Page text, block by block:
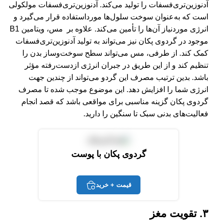
آدنوزین‌تری‌فسفات را تولید می‌کند. آدنوزین‌تری‌فسفات مولکولی
است که به‌عنوان سوخت سلول‌ها مورداستفاده قرار می‌گیرد و
انرژی موردنیاز آن‌ها را تأمین می‌کند. علاوه بر مس، ویتامین B1
موجود در گردوی پکان نیز می‌تواند به تولید آدنوزین‌تری‌فسفات
کمک کند. از طرفی، مس می‌تواند سطح سوخت‌وساز بدن را
تنظیم کند و از این طریق در جبران انرژی ازدست‌رفته مؤثر
باشد. بدین ترتیب مصرف این گردو می‌تواند از چندین جهت
انرژی شما را افزایش دهد. این موضوع موجب شده تا مصرف
گردوی پکان گزینه مناسبی برای مواقعی باشد که قصد انجام
فعالیت‌های بدنی سبک تا سنگین را دارید.
گردوی پکان با پوست
قیمت + خرید
۳. تقویت مغز